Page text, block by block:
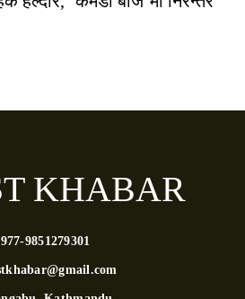
KHABAR
977-9851279301